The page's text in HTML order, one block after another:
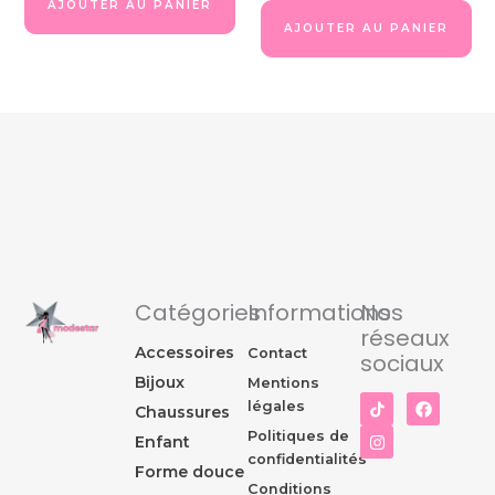
AJOUTER AU PANIER
AJOUTER AU PANIER
Catégories
Accessoires
Bijoux
Chaussures
Enfant
Forme douce
Informations
Contact
Mentions
légales
Politiques de
confidentialités
Conditions
Nos
réseaux
sociaux
F
a
c
I
n
s
t
a